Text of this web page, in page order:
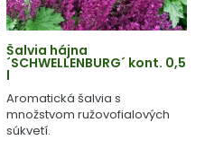
Šalvia hájna
´SCHWELLENBURG´ kont. 0,5
l
Aromatická šalvia s
množstvom ružovofialových
súkvetí.